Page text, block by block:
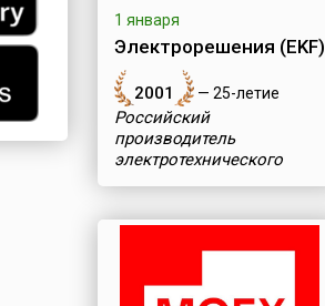
1 января
Электрорешения (EKF)
2001 — 25-летие
Российский
производитель
электротехнического